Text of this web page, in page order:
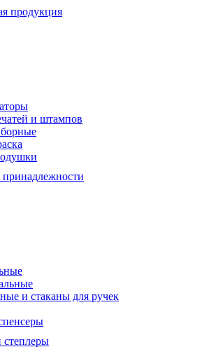
продукция
и штампов
и стаканы для ручек